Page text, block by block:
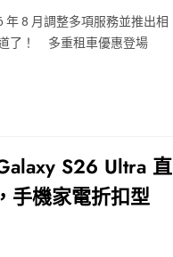
8 月調整多項服務並推出相
了！ 多重租車優惠登場
S26 Ultra 直
手機家電折扣型